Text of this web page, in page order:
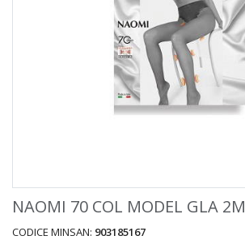
NAOMI 70 COL MODEL GLA 2M
CODICE MINSAN: 903185167